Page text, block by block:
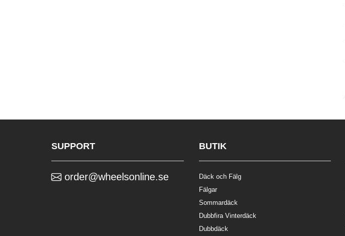
SUPPORT
order@wheelsonline.se
BUTIK
Däck och Fälg
Fälgar
Sommardäck
Dubbfira Vinterdäck
Dubbdäck